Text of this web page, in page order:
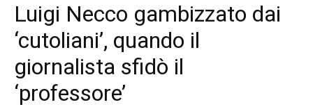
Luigi Necco gambizzato dai
‘cutoliani’, quando il
giornalista sfidò il
‘professore’